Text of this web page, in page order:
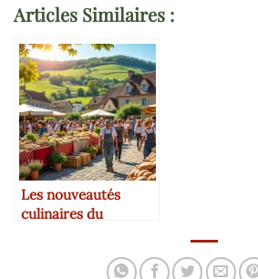
Articles Similaires :
Les nouveautés
culinaires du